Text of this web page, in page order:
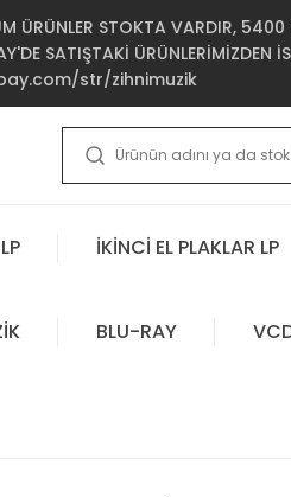
ÜRÜNLER STOKTA VARDIR, 5400
SATIŞTAKİ ÜRÜNLERİMİZDEN
str/zihnimuzik
İKİNCİ EL PLAKLAR LP
BLU-RAY